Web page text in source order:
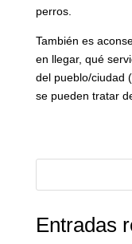
perros.
También es
en llegar, qué
del pueblo/ciudad
se pueden tratar
Entradas